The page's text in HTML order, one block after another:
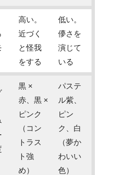
高い。
近づく
と怪我
をする
低い。
儚さを
演じて
いる
黒 ×
赤、黒 ×
ピンク
（コン
トラス
ト強
め）
パステ
ル紫、
ピン
ク、白
（夢か
わいい
色）